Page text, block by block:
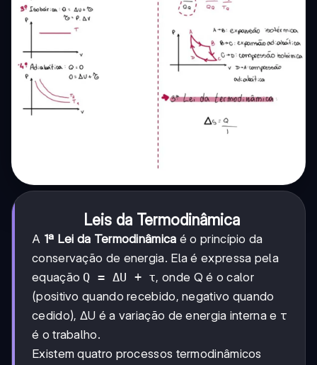
Leis da Termodinâmica
A 1ª Lei da Termodinâmica é o princípio da
conservação de energia. Ela é expressa pela
equação Q = ΔU + τ, onde Q é o calor
(positivo quando recebido, negativo quando
cedido), ΔU é a variação de energia interna e τ
é o trabalho.
Existem quatro processos termodinâmicos